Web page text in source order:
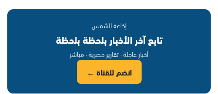
إذاعة الشمس
تابع آخر الأخبار بلحظة بلحظة
أخبار عاجلة · تقارير حصرية · مباشر
انضم للقناة ←